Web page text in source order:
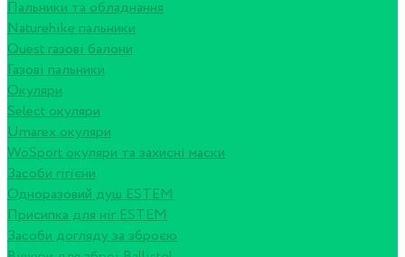
Пальники та обладнання
Naturehike пальники
Quest газові балони
Газові пальники
Окуляри
Select окуляри
Umarex окуляри
WoSport окуляри та захисні маски
Засоби гігієни
Одноразовий душ ESTEM
Присипка для ніг ESTEM
Засоби догляду за зброєю